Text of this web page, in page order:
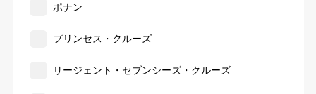
ポナン
プリンセス・クルーズ
リージェント・セブンシーズ・クルーズ